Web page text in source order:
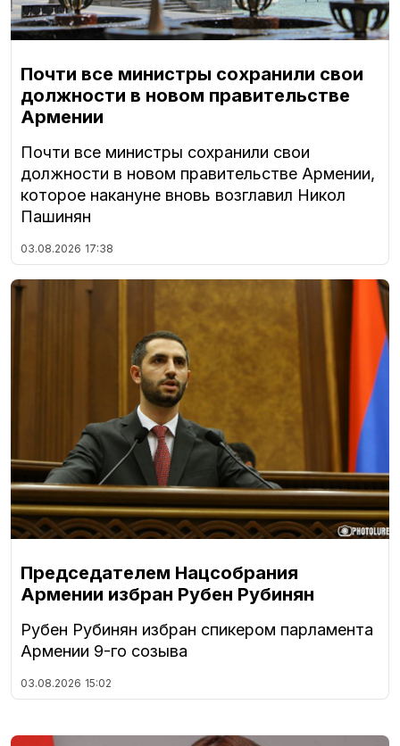
Почти все министры сохранили свои
должности в новом правительстве
Армении
Почти все министры сохранили свои
должности в новом правительстве Армении,
которое накануне вновь возглавил Никол
Пашинян
03.08.2026 17:38
Председателем Нацсобрания
Армении избран Рубен Рубинян
Рубен Рубинян избран спикером парламента
Армении 9-го созыва
03.08.2026 15:02